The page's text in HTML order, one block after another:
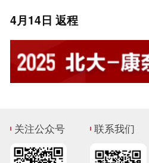
4月14日 返程
关注公众号 联系我们